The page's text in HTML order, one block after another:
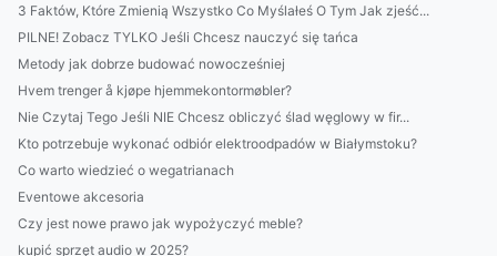
3 Faktów, Które Zmienią Wszystko Co Myślałeś O Tym Jak zjeść...
PILNE! Zobacz TYLKO Jeśli Chcesz nauczyć się tańca
Metody jak dobrze budować nowocześniej
Hvem trenger å kjøpe hjemmekontormøbler?
Nie Czytaj Tego Jeśli NIE Chcesz obliczyć ślad węglowy w fir...
Kto potrzebuje wykonać odbiór elektroodpadów w Białymstoku?
Co warto wiedzieć o wegatrianach
Eventowe akcesoria
Czy jest nowe prawo jak wypożyczyć meble?
kupić sprzęt audio w 2025?